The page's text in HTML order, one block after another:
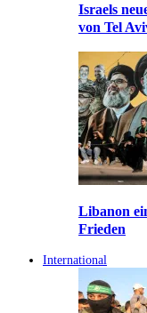
Israels
von Tel
Libanon
Frieden
International